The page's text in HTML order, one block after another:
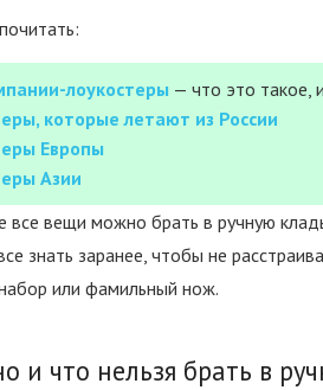
лоукостеры — что это такое,
которые летают из России
Европы
Азии
все вещи можно брать в ручную
знать заранее, чтобы не
или фамильный нож.
и что нельзя брать в